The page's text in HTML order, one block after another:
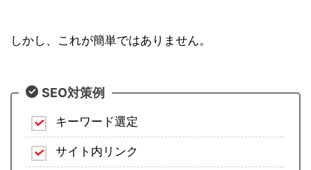
しかし、これが簡単ではありません。
SEO対策例
キーワード選定
サイト内リンク